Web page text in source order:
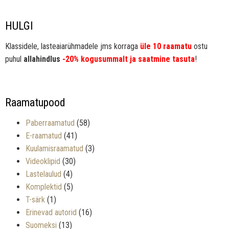
HULGI
Klassidele, lasteaiarühmadele jms korraga üle 10 raamatu ostu
puhul allahindlus -20% kogusummalt ja saatmine tasuta!
Raamatupood
Paberraamatud (58)
E-raamatud (41)
Kuulamisraamatud (3)
Videoklipid (30)
Lastelaulud (4)
Komplektid (5)
T-särk (1)
Erinevad autorid (16)
Suomeksi (13)